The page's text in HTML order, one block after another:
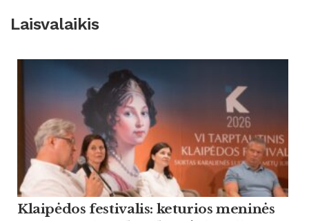
Laisvalaikis
Klaipėdos festivalis: keturios meninės